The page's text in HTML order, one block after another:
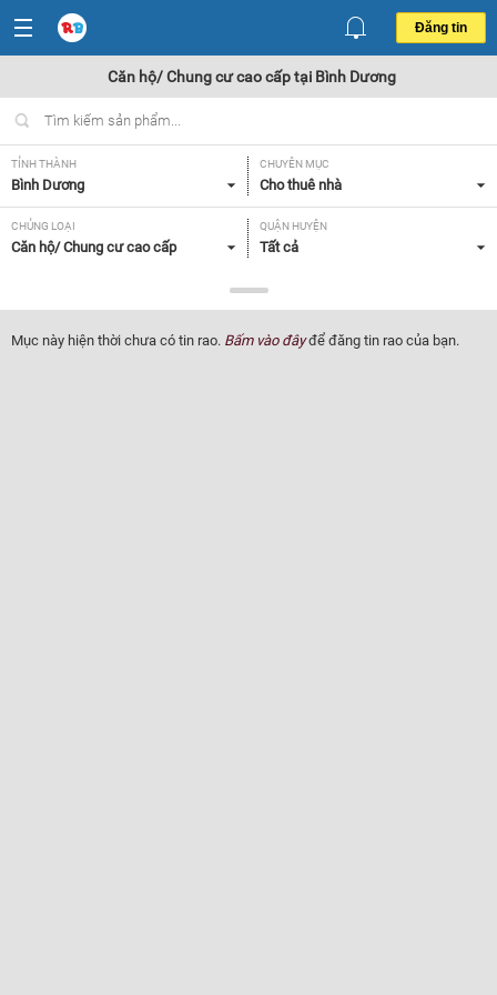
Đăng tin
Căn hộ/ Chung cư cao cấp tại Bình Dương
TỈNH THÀNH
Bình Dương
CHUYÊN MỤC
Cho thuê nhà
CHỦNG LOẠI
Căn hộ/ Chung cư cao cấp
QUẬN HUYỆN
Tất cả
Tất cả
DIỆN TÍCH
Tất cả
SỐ PHÒNG NGỦ ĐỒ DÙNG TRONG NHÀ
Mục này hiện thời chưa có tin rao. Bấm vào đâyđể đăng tin rao của bạn.